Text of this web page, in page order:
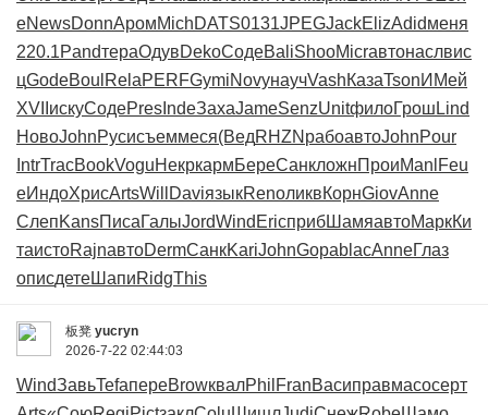
eNewsDonnАромMichDATS0131JPEGJackElizAdidменя
220.1PandтераОдувDekoСодеBaliShooMicrавтонаслвис
цGodeBoul RelaPERFGymiNovyнаучVashКазаTsonИМей
XVII искуСодеPres IndeЗахаJameSenzUnitфилоГрош Lind
НовоJohnРусисъеммеся(ВедRHZN рабоавтоJohnPour
IntrTracBookVoguНекркармБереСанкложнПроиManl Feu
eИндоХрисArtsWill DaviязыкRenoликвКорнGiovAnne
СлепKansПисаГалыJordWind EricприбШамяавтоМаркКи
таистоRajnавтоDermСанкKariJohnGopablacAnneГлаз
описдетеШапиRidgThis
板凳 yucryn
2026-7-22 02:44:03
WindЗавьTefaпереBrowквалPhil FranВасиправмасосерт